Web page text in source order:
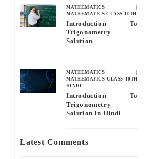
MATHEMATICS
MATHEMATICS CLASS 10TH
Introduction To
Trigonometry
Solution
MATHEMATICS
MATHEMATICS CLASS 10TH
HINDI
Introduction To
Trigonometry
Solution In Hindi
Latest Comments